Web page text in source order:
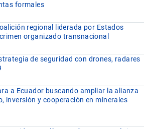
formales
regional liderada por Estados
organizado transnacional
de seguridad con drones, radares
a Ecuador buscando ampliar la alianza
inversión y cooperación en minerales